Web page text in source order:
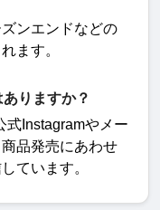
ンエンドなどの
ます。
りますか？
式 Instagramやメー
品発売にあわせ
ています。